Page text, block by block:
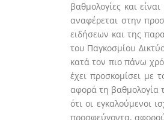
βαθμολογίες και
αναφέρεται στην
ειδήσεων και της
του Παγκοσμίου
κατά τον πιο πάνω
έχει προσκομίσει με
αφορά τη βαθμολογία
ότι οι εγκαλούμενοι
προσφεύγοντα,